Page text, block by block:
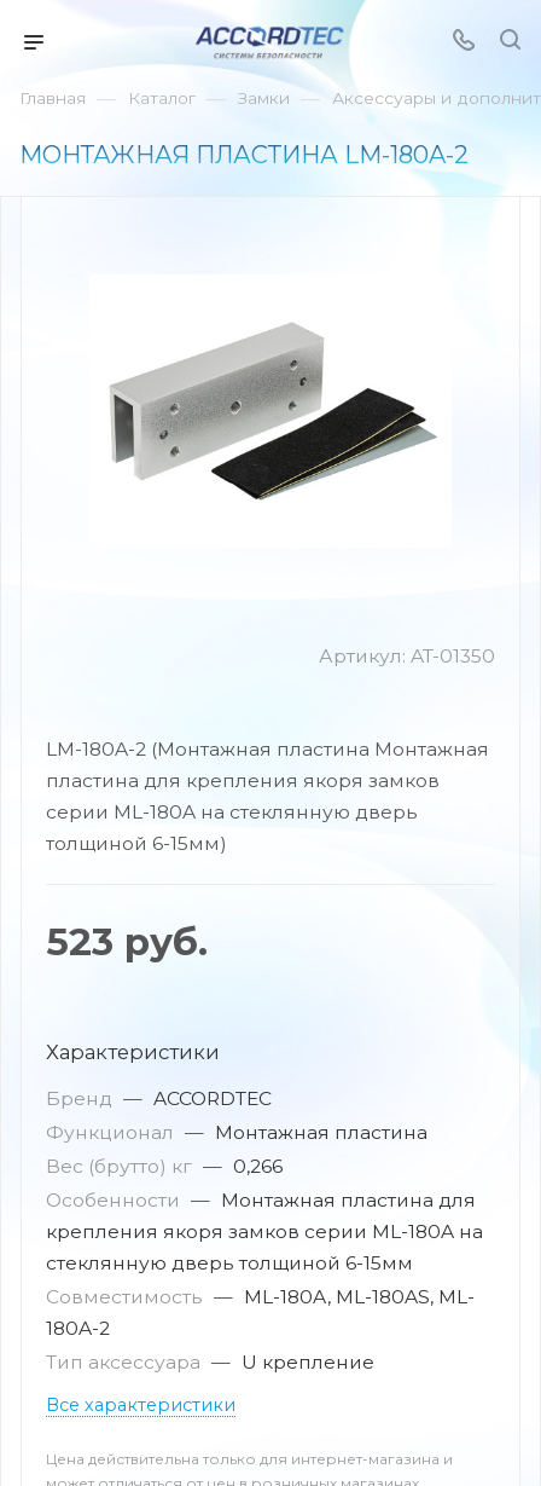
Главная — Каталог — Замки — Аксессуары и
МОНТАЖНАЯ ПЛАСТИНА LM-180A-2
Артикул: AT-01350
LM-180A-2 (Монтажная пластина Монтажная
пластина для крепления якоря замков
серии ML-180A на стеклянную дверь
толщиной 6-15мм)
523 руб.
Характеристики
Бренд — ACCORDTEC
Функционал — Монтажная пластина
Вес (брутто) кг — 0,266
Особенности — Монтажная пластина для
крепления якоря замков серии ML-180A на
стеклянную дверь толщиной 6-15мм
Совместимость — ML-180A, ML-180AS, ML-
180A-2
Тип аксессуара — U крепление
Все характеристики
Цена действительна только для интернет-магазина и